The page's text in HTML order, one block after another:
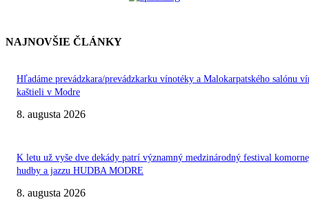
NAJNOVŠIE ČLÁNKY
Hľadáme prevádzkara/prevádzkarku vínotéky a Malokarpatského salónu
kaštieli v Modre
8. augusta 2026
K letu už vyše dve dekády patrí významný medzinárodný festival
hudby a jazzu HUDBA MODRE
8. augusta 2026